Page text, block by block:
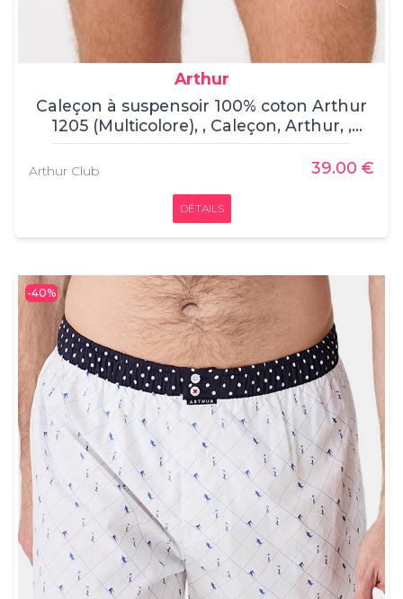
Arthur
Caleçon à suspensoir 100% coton Arthur
1205 (Multicolore), , Caleçon, Arthur, ,
100% coton
Arthur Club 39.00 €
DÉTAILS
-40%